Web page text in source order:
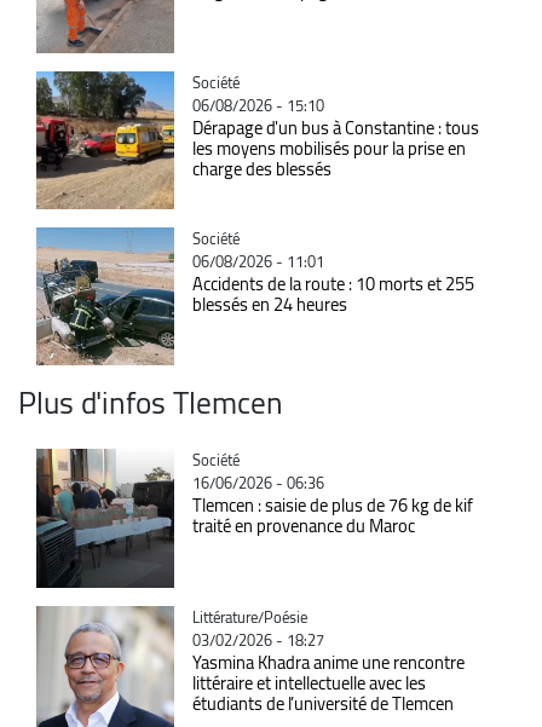
Catégorie
Société
06/08/2026 - 15:10
Dérapage d'un bus à Constantine : tous
les moyens mobilisés pour la prise en
charge des blessés
Catégorie
Société
06/08/2026 - 11:01
Accidents de la route : 10 morts et 255
blessés en 24 heures
Plus d'infos Tlemcen
Catégorie
Société
16/06/2026 - 06:36
Tlemcen : saisie de plus de 76 kg de kif
traité en provenance du Maroc
Catégorie
Littérature/Poésie
03/02/2026 - 18:27
Yasmina Khadra anime une rencontre
littéraire et intellectuelle avec les
étudiants de l’université de Tlemcen